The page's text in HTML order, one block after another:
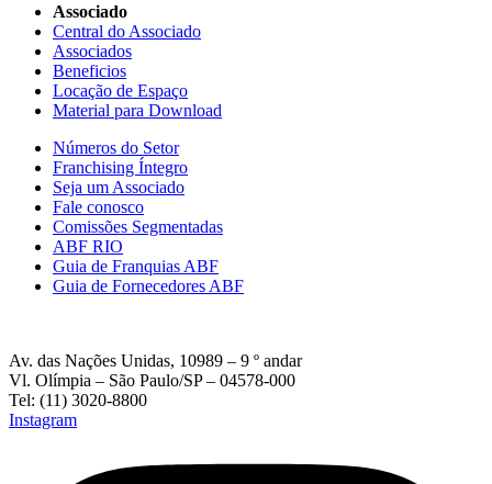
Associado
Central do Associado
Associados
Beneficios
Locação de Espaço
Material para Download
Números do Setor
Franchising Íntegro
Seja um Associado
Fale conosco
Comissões Segmentadas
ABF RIO
Guia de Franquias ABF
Guia de Fornecedores ABF
Av. das Nações Unidas, 10989 – 9 º andar
Vl. Olímpia – São Paulo/SP – 04578-000
Tel: (11) 3020-8800
Instagram